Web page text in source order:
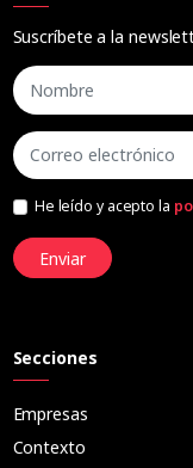
Suscríbete a la
He leído y acepto la
Enviar
Secciones
Empresas
Contexto